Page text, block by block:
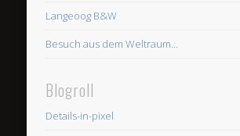
Langeoog B&W
Besuch aus dem Weltraum…
Blogroll
Details-in-pixel